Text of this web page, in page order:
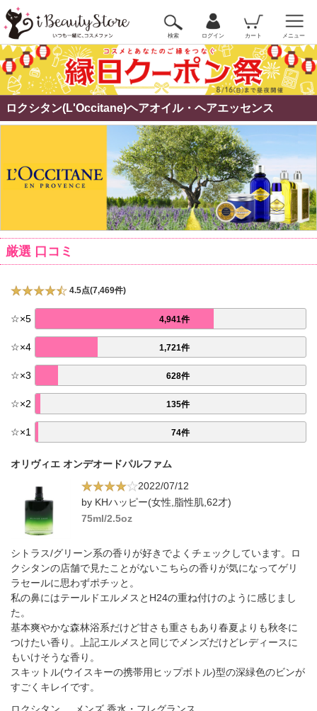
検索 ログイン カート メニュー
ロクシタン(L'Occitane)ヘアオイル・ヘアエッセンス
厳選 口コミ
4.5点(7,469件)
☆×5 4,941件
☆×4 1,721件
☆×3 628件
☆×2 135件
☆×1 74件
オリヴィエ オンデオードパルファム
2022/07/12
by KHハッピー(女性,脂性肌,62才)
75ml/2.5oz
シトラス/グリーン系の香りが好きでよくチェックしています。ロ
クシタンの店舗で見たことがないこちらの香りが気になってゲリ
ラセールに思わずポチッと。
私の鼻にはテールドエルメスとH24の重ね付けのように感じまし
た。
基本爽やかな森林浴系だけど甘さも重さもあり春夏よりも秋冬に
つけたい香り。上記エルメスと同じでメンズだけどレディースに
もいけそうな香り。
スキットル(ウイスキーの携帯用ヒップボトル)型の深緑色のビンが
すごくキレイです。